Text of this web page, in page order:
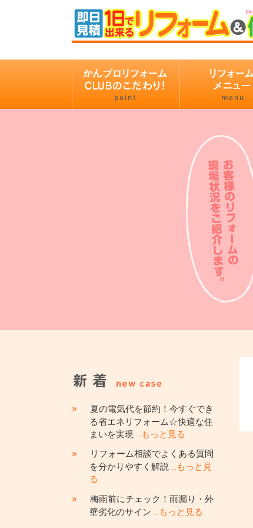
»
夏の電気代を節約！今すぐでき
る省エネリフォーム☆快適な住
まいを実現…もっと見る
»
リフォーム相談でよくある質問
を分かりやすく解説…もっと見
る
»
梅雨前にチェック！雨漏り・外
壁劣化のサイン…もっと見る